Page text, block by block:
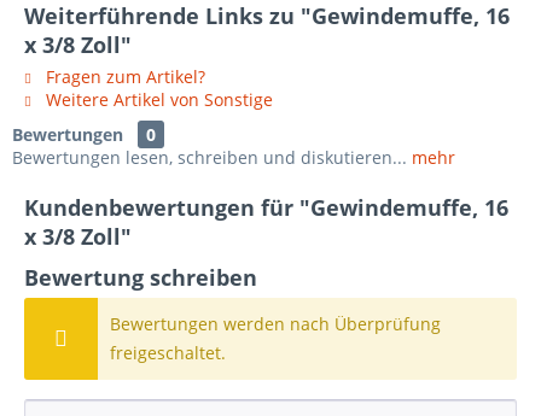
Weiterführende Links zu "Gewindemuffe, 16
x 3/8 Zoll"
Fragen zum Artikel?
Weitere Artikel von Sonstige
Bewertungen
0
Bewertungen lesen, schreiben und diskutieren... mehr
Kundenbewertungen für "Gewindemuffe, 16
x 3/8 Zoll"
Bewertung schreiben
Bewertungen werden nach Überprüfung
freigeschaltet.